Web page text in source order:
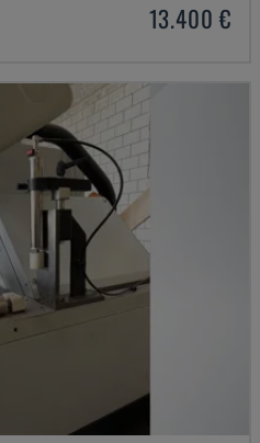
13.400 €